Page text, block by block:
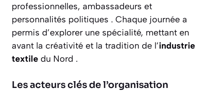
professionnelles, ambassadeurs et
personnalités politiques . Chaque journée a
permis d’explorer une spécialité, mettant en
avant la créativité et la tradition de l’industrie
textile du Nord .
Les acteurs clés de l’organisation